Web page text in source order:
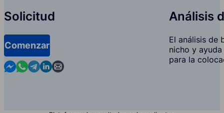
Solicitud
Comenzar
Contact us in Messenger
Contact us in WhatsApp
Contact us in Telegram
Contact us in Linkedin
Contact us by email
Análisis
El análisis de
nicho y
para la